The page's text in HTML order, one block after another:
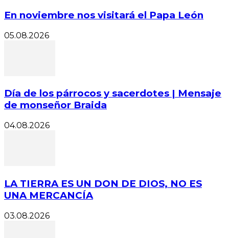
En noviembre nos visitará el Papa León
05.08.2026
Día de los párrocos y sacerdotes | Mensaje
de monseñor Braida
04.08.2026
LA TIERRA ES UN DON DE DIOS, NO ES
UNA MERCANCÍA
03.08.2026